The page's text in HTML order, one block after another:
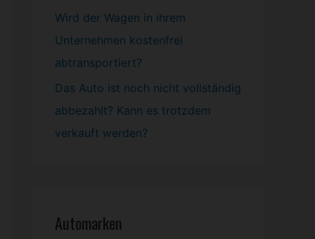
Wird der Wagen in ihrem
Unternehmen kostenfrei
abtransportiert?
Das Auto ist noch nicht vollständig
abbezahlt? Kann es trotzdem
verkauft werden?
Automarken